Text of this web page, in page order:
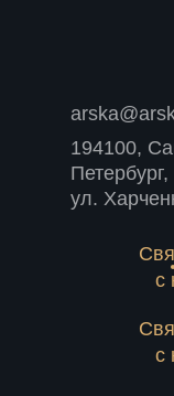
194100,
Петербург,
ул.
с
с